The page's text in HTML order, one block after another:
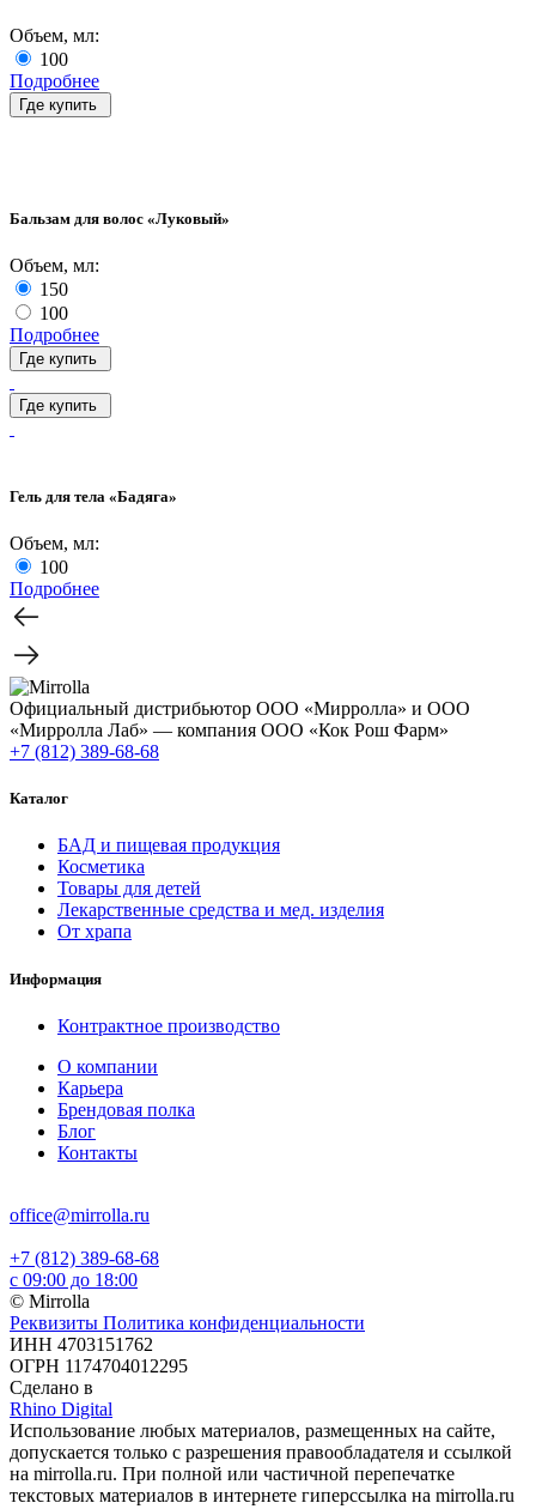
Объем, мл:
100
Подробнее
Где купить
Бальзам для волос «Луковый»
Объем, мл:
150
100
Подробнее
Где купить
Где купить
Гель для тела «Бадяга»
Объем, мл:
100
Подробнее
Официальный дистрибьютор ООО «Мирролла» и ООО
«Мирролла Лаб» — компания ООО «Кок Рош Фарм»
+7 (812) 389-68-68
Каталог
БАД и пищевая продукция
Косметика
Товары для детей
Лекарственные средства и мед. изделия
От храпа
Информация
Контрактное производство
О компании
Карьера
Брендовая полка
Блог
Контакты
office@mirrolla.ru
+7 (812) 389-68-68
с 09:00 до 18:00
© Mirrolla
Реквизиты Политика конфиденциальности
ИНН 4703151762
ОГРН 1174704012295
Сделано в
Rhino Digital
Использование любых материалов, размещенных на сайте,
допускается только с разрешения правообладателя и ссылкой
на mirrolla.ru. При полной или частичной перепечатке
текстовых материалов в интернете гиперссылка на mirrolla.ru